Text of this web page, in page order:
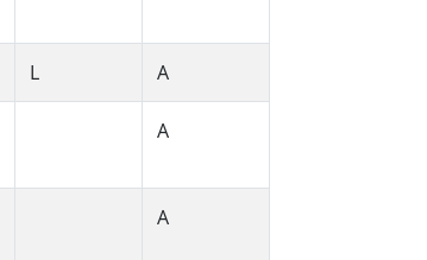
L A
A
A